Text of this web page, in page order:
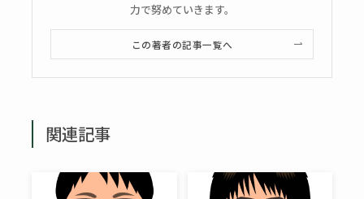
力で努めていきます。
この著者の記事一覧へ
関連記事